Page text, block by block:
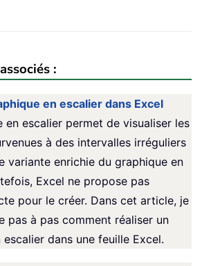
:
en escalier dans Excel
en escalier permet de visualiser les
à des intervalles irréguliers
variante enrichie du graphique en
Excel ne propose pas
pour le créer. Dans cet article, je
pas à pas comment réaliser un
dans une feuille Excel.